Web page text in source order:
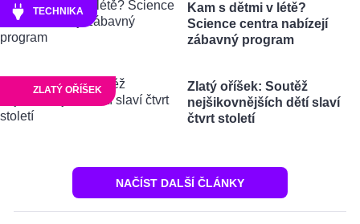
TECHNIKA
Kam s dětmi v létě?
Science centra nabízejí
zábavný program
ZLATÝ OŘÍŠEK
Zlatý oříšek: Soutěž
nejšikovnějších dětí slaví
čtvrt století
NAČÍST DALŠÍ ČLÁNKY